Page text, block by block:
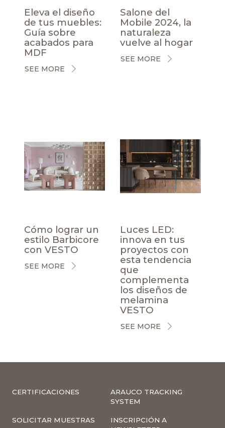
Eleva el diseño
de tus muebles:
Guía sobre
acabados para
MDF
SEE MORE
Salone del
Mobile 2024, la
naturaleza
vuelve al hogar
SEE MORE
Cómo lograr un
estilo Barbicore
con VESTO
SEE MORE
Luces LED:
innova en tus
proyectos con
esta tendencia
que
complementa
los diseños de
melamina
VESTO
SEE MORE
CERTIFICACIONES
ARAUCO TRACKING
SYSTEM
SOLICITAR MUESTRAS
INSCRIPCIÓN A